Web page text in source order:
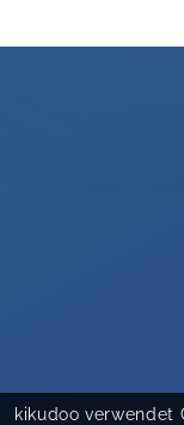
kikudoo verwendet